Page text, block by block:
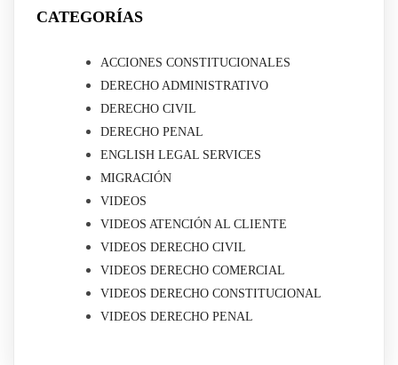
CATEGORÍAS
ACCIONES CONSTITUCIONALES
DERECHO ADMINISTRATIVO
DERECHO CIVIL
DERECHO PENAL
ENGLISH LEGAL SERVICES
MIGRACIÓN
VIDEOS
VIDEOS ATENCIÓN AL CLIENTE
VIDEOS DERECHO CIVIL
VIDEOS DERECHO COMERCIAL
VIDEOS DERECHO CONSTITUCIONAL
VIDEOS DERECHO PENAL